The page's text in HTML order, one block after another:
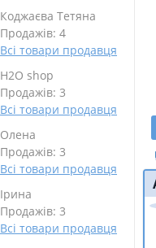
Коджаєва Тетяна
Продажів: 4
Всі товари продавця
Н2О shop
Продажів: 3
Всі товари продавця
Олена
Продажів: 3
Всі товари продавця
Ірина
Продажів: 3
Всі товари продавця